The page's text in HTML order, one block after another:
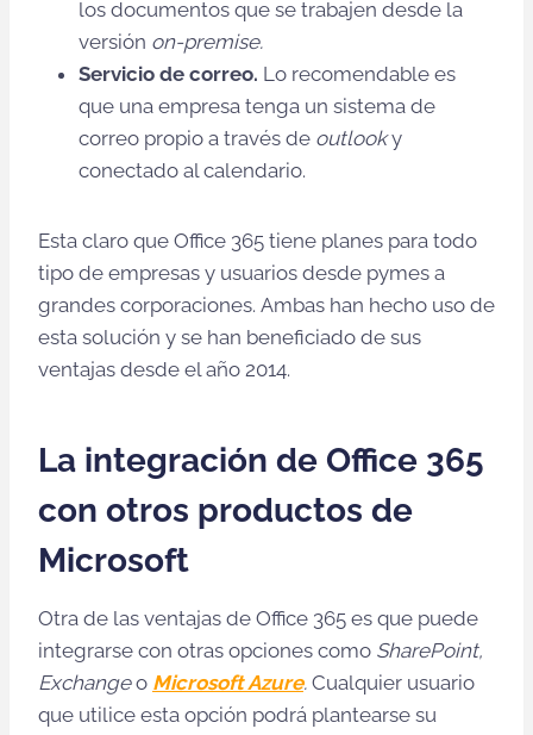
los documentos que se trabajen desde la
versión on-premise.
Servicio de correo. Lo recomendable es
que una empresa tenga un sistema de
correo propio a través de outlooky
conectado al calendario.
Esta claro que Office 365 tiene planes para todo
tipo de empresas y usuarios desde pymes a
grandes corporaciones. Ambas han hecho uso de
esta solución y se han beneficiado de sus
ventajas desde el año 2014.
La integración de Office 365
con otros productos de
Microsoft
Otra de las ventajas de Office 365 es que puede
integrarse con otras opciones como SharePoint,
Exchangeo Microsoft Azure. Cualquier usuario
que utilice esta opción podrá plantearse su